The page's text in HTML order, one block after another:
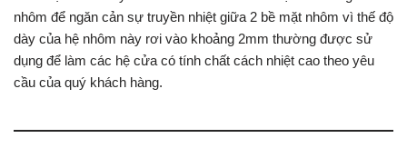
nhôm để ngăn cản sự truyền nhiệt giữa 2 bề mặt nhôm vì thế độ
dày của hệ nhôm này rơi vào khoảng 2mm thường được sử
dụng để làm các hệ cửa có tính chất cách nhiệt cao theo yêu
cầu của quý khách hàng.